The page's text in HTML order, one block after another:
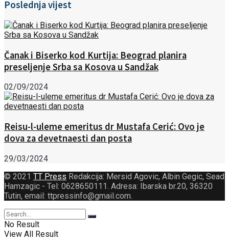
Poslednja vijest
Čanak i Biserko kod Kurtija: Beograd planira
preseljenje Srba sa Kosova u Sandžak
02/09/2024
Reisu-l-uleme emeritus dr Mustafa Cerić: Ovo je
dova za devetnaesti dan posta
29/03/2024
© 2021 TT Press Redakcija: Mersid Agovic, Albin Gegic, Sead
Hamzagic - Tel: 0628650111. Adresa: Ibarska br.20, 36320
Tutin, email: ttpressinfo@gmail.com.
No Result
View All Result